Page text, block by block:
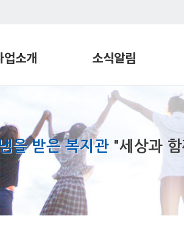
업소개
학습지원센터
재활센터
번학습지원센터
각장애인
습지원센터
장애인지원센터
소식알림
프로그램 일정
공지사항
프로그램 미리보기
실로암 뉴스 S-tand
실로암 S-tory
을 받은 복지관 "세상과